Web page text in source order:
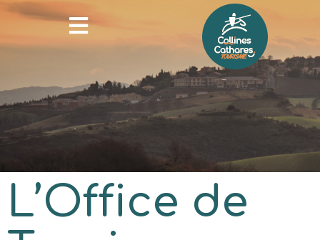
L’Office de